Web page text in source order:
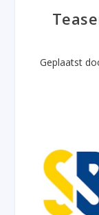
Geplaatst